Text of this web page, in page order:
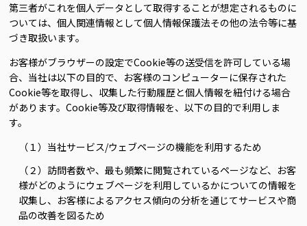
第三者がこれを個人データとして取得することが想定されるものに
ついては、個人関連情報として個人情報保護法その他の法令等に基
づき取扱います。
お客様がブラウザーの設定でCookie等の送受信を許可している場
合、当社は以下の目的で、お客様のコンピューターに保存された
Cookie等を取得し、収集した行動履歴と個人情報を紐付ける場合
があります。Cookie等及び取得情報を、以下の目的で利用しま
す。
（１）当社サービス/ウェブページの機能を利用するため
（２）訪問者数や、最も頻繁に閲覧されているページなど、お客
様がどのようにウェブページを利用しているかについての情報を
収集し、お客様によるアクセス傾向の分析を通じてサービスや商
品の改善を図るため